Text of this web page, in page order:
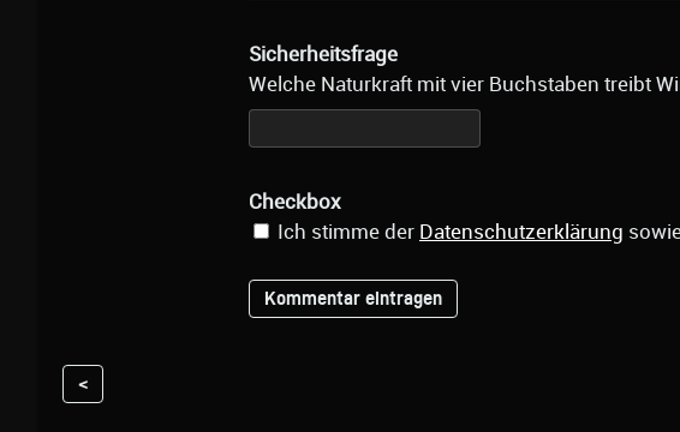
Sicherheitsfrage
Welche Naturkraft mit vier Buchstaben treibt
Checkbox
Ich stimme der Datenschutzerklärung
<